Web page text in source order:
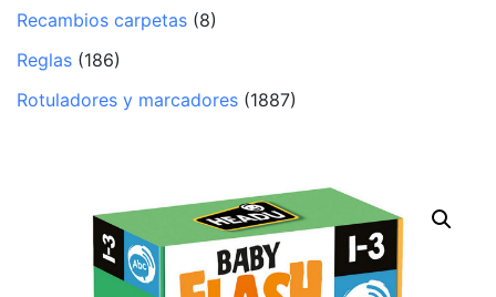
Recambios carpetas (8)
Reglas (186)
Rotuladores y marcadores (1887)